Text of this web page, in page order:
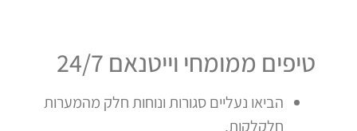
טיפים ממומחי וייטנאם 24/7
הביאו נעליים סגורות ונוחות חלק מהמערות
חלקלקות.